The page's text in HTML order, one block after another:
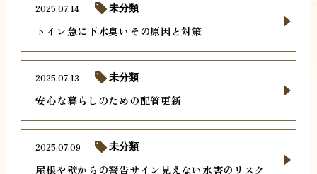
トイレ急に下水臭いその原因と対策
2025.07.14 未分類
安心な暮らしのための配管更新
2025.07.13 未分類
屋根や壁からの警告サイン見えない水害のリスク
2025.07.09 未分類